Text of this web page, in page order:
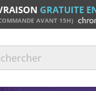
GRATUITE
AVANT 15H)